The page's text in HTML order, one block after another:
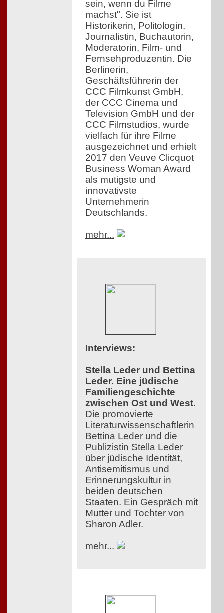
sein, wenn du Filme
machst". Sie ist
Historikerin, Politologin,
Journalistin, Buchautorin,
Moderatorin, Film- und
Fernsehproduzentin. Die
Berlinerin,
Geschäftsführerin der
CCC Filmkunst GmbH,
der CCC Cinema und
Television GmbH und der
CCC Filmstudios, wurde
vielfach für ihre Filme
ausgezeichnet und erhielt
2017 den Veuve Clicquot
Business Woman Award
als mutigste und
innovativste
Unternehmerin
Deutschlands.
mehr...
Interviews:
Stella Leder und Bettina
Leder. Eine jüdische
Familiengeschichte
zwischen Ost und West.
Die promovierte
Literaturwissenschaftlerin
Bettina Leder und die
Publizistin Stella Leder
über jüdische Identität,
Antisemitismus und
Erinnerungskultur in
beiden deutschen
Staaten. Ein Gespräch mit
Mutter und Tochter von
Sharon Adler.
mehr...